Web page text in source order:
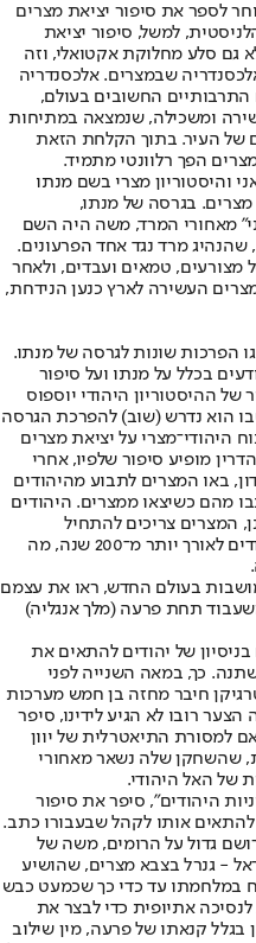
לספר את סיפור יציאת מצרים
למשל, סיפור יציאת
גם סלע מחלוקת אקטואלי, וזה
שבמצרים. אלכסנדריה
החשובים בעולם,
ומשכילה, שנמצאה במתיחות
של העיר. בתוך הקלחת הזאת
הפך רלוונטי מתמיד.
והיסטוריון מצרי בשם מנתו
מצרים. בגרסה של מנתו,
מאחורי המרד, משה היה השם
שהנהיג מרד נגד אחד הפרעונים.
טמאים ועבדים, ולאחר
העשירה לארץ כנען הנידחת,
הפרכות שונות לגרסה של מנתו.
בכלל על מנתו ועל סיפור
של ההיסטוריון היהודי יוספוס
הוא נדרש (שוב) להפרכת הגרסה
היהודי־מצרי על יציאת מצרים
מופיע סיפור שלפיו, אחרי
באו המצרים לתבוע מהיהודים
מהם כשיצאו ממצרים. היהודים
המצרים צריכים להתחיל
בתשלום שכרם של 600 אלף עבדים יהודים לאורך יותר מ־200 שנה, מה
בעולם החדש, ראו את עצמם
תחת פרעה (מלך אנגליה)
של יהודים להתאים את
כך, במאה השנייה לפני
חיבר מחזה בן חמש מערכות
רובו לא הגיע לידינו, סיפר
למסורת התיאטרלית של יוון
שהשחקן שלה נשאר מאחורי
של האל היהודי.
היהודים", סיפר את סיפור
להתאים אותו לקהל שבעבורו כתב.
גדול על הרומים, משה של
- גנרל בצבא מצרים, שהושיע
במלחמתו עד כדי כך שכמעט כבש
אתיופית כדי לבצר את
בגלל קנאתו של פרעה, מין שילוב